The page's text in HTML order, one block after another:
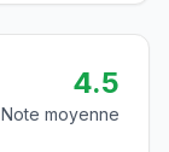
4.5
Note moyenne